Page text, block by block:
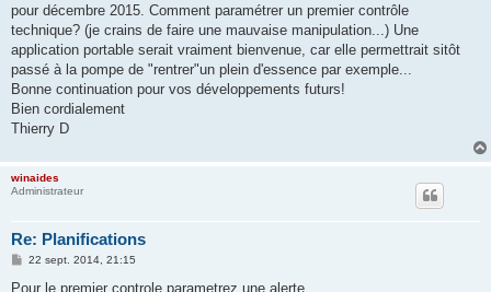
pour décembre 2015. Comment paramétrer un premier contrôle
technique? (je crains de faire une mauvaise manipulation...) Une
application portable serait vraiment bienvenue, car elle permettrait sitôt
passé à la pompe de "rentrer"un plein d'essence par exemple...
Bonne continuation pour vos développements futurs!
Bien cordialement
Thierry D
winaides
Administrateur
Re: Planifications
M
s
22 sept. 2014, 21:15
Pour le premier controle parametrez une alerte ...